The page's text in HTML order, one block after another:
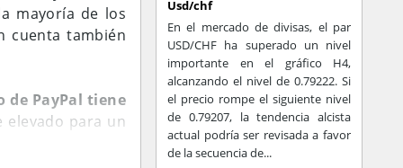
mayoría de los
cuenta también
de PayPal tiene
elevado para un
Usd/chf
En el mercado de divisas, el par
USD/CHF ha superado un nivel
importante en el gráfico H4,
alcanzando el nivel de 0.79222. Si
el precio rompe el siguiente nivel
de 0.79207, la tendencia alcista
actual podría ser revisada a favor
de la secuencia de...